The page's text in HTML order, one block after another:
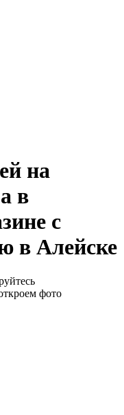
на
в
с
в Алейске
фото